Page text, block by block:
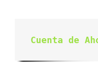
Cuenta de